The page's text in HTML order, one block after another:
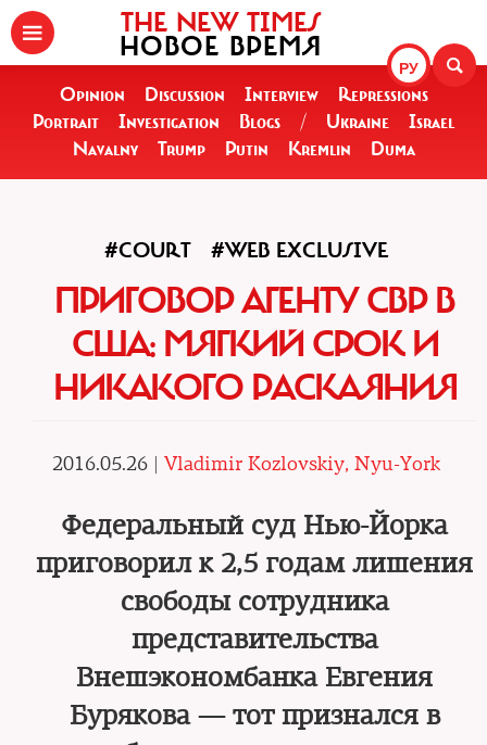
РУ
THE NEW TIMES
НОВОЕ ВРЕМЯ
Opinion Discussion Interview
Repressions
Portrait
Investigation Blogs / Ukraine
Israel
Navalny
Trump Putin Kremlin Duma
#COURT #WEB EXCLUSIVE
ПРИГОВОР АГЕНТУ СВР В
США: МЯГКИЙ СРОК И
НИКАКОГО РАСКАЯНИЯ
2016.05.26 | Vladimir Kozlovskiy, Nyu-York
Федеральный суд Нью-Йорка
приговорил к 2,5 годам лишения
свободы сотрудника
представительства
Внешэкономбанка Евгения
Бурякова — тот признался в